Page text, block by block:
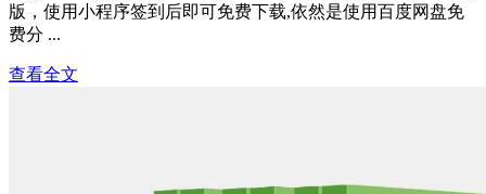
版，使用小程序签到后即可免费下载,依然是使用百度网盘免
费分 ...
查看全文